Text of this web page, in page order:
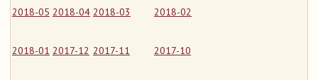
2018-05 2018-04 2018-03 2018-02
2018-01 2017-12 2017-11 2017-10